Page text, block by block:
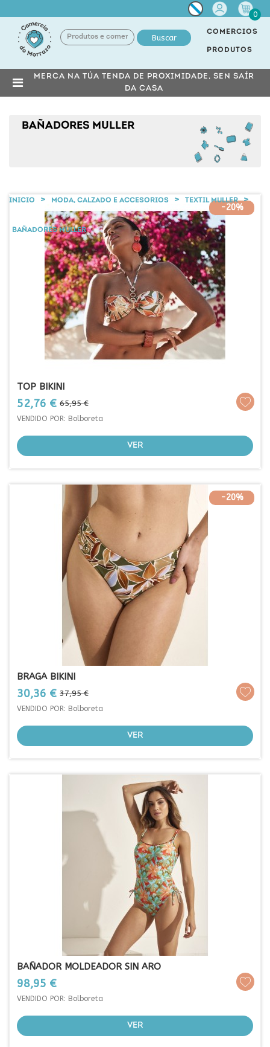
Miña
conta
0
Buscar
COMERCIOS
PRODUTOS
MERCA NA TÚA TENDA DE PROXIMIDADE, SEN SAÍR
DA CASA
BAÑADORES MULLER
INICIO MODA, CALZADO E ACCESORIOS TEXTIL MULLER
BAÑADORES MULLER
-20%
TOP BIKINI
Prezo
52,76 € Prezo
base
65,95 €
VENDIDO POR: Bolboreta
VER
-20%
BRAGA BIKINI
Prezo
30,36 € Prezo
base
37,95 €
VENDIDO POR: Bolboreta
VER
BAÑADOR MOLDEADOR SIN ARO
Prezo
98,95 €
VENDIDO POR: Bolboreta
VER